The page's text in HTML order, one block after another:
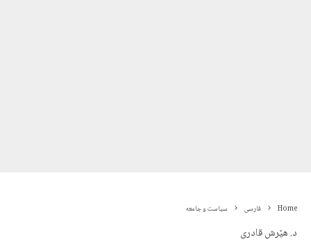
Home فارسی سیاست و جامعه
د. هێرش قادری